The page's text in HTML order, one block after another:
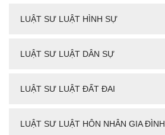
LUẬT SƯ LUẬT HÌNH SỰ
LUẬT SƯ LUẬT DÂN SỰ
LUẬT SƯ LUẬT ĐẤT ĐAI
LUẬT SƯ LUẬT HÔN NHÂN GIA ĐÌNH